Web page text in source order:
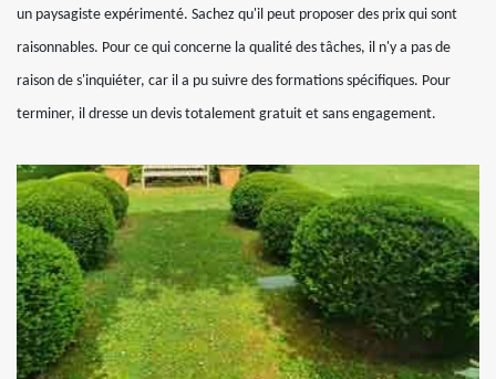
un paysagiste expérimenté. Sachez qu'il peut proposer des prix qui sont
raisonnables. Pour ce qui concerne la qualité des tâches, il n'y a pas de
raison de s'inquiéter, car il a pu suivre des formations spécifiques. Pour
terminer, il dresse un devis totalement gratuit et sans engagement.